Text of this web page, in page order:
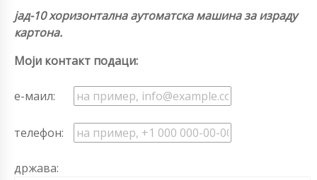
јад-10 хоризонтална аутоматска машина за израду
картона.
Моји контакт подаци:
е-маил:
телефон:
држава: